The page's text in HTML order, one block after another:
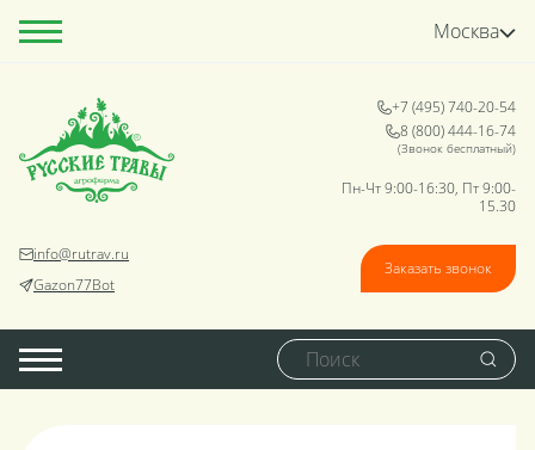
Москва
info@rutrav.ru
Gazon77Bot
+7 (495) 740-20-54
8 (800) 444-16-74
(Звонок бесплатный)
Пн-Чт 9:00-16:30, Пт 9:00-
15.30
Заказать звонок